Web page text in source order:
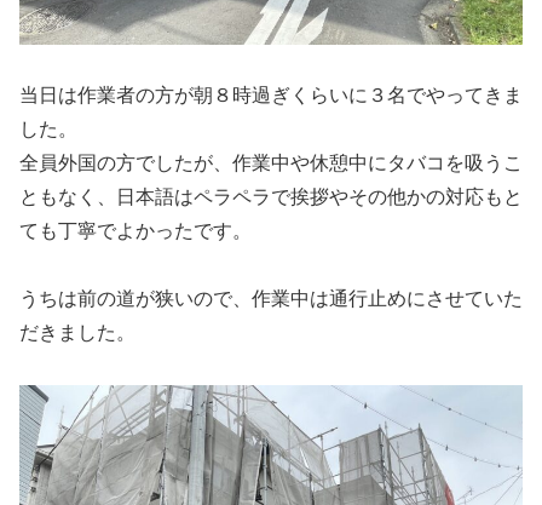
当日は作業者の方が朝８時過ぎくらいに３名でやってきま
した。
全員外国の方でしたが、作業中や休憩中にタバコを吸うこ
ともなく、日本語はペラペラで挨拶やその他かの対応もと
ても丁寧でよかったです。
うちは前の道が狭いので、作業中は通行止めにさせていた
だきました。